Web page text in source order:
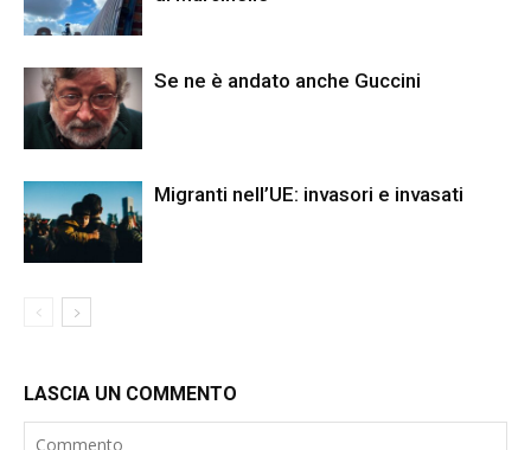
Se ne è andato anche Guccini
Migranti nell’UE: invasori e invasati
LASCIA UN COMMENTO